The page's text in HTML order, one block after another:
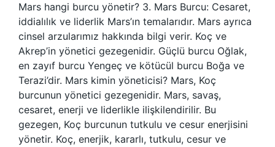
Mars hangi burcu yönetir? 3. Mars Burcu: Cesaret,
iddialılık ve liderlik Mars’ın temalarıdır. Mars ayrıca
cinsel arzularımız hakkında bilgi verir. Koç ve
Akrep’in yönetici gezegenidir. Güçlü burcu Oğlak,
en zayıf burcu Yengeç ve kötücül burcu Boğa ve
Terazi’dir. Mars kimin yöneticisi? Mars, Koç
burcunun yönetici gezegenidir. Mars, savaş,
cesaret, enerji ve liderlikle ilişkilendirilir. Bu
gezegen, Koç burcunun tutkulu ve cesur enerjisini
yönetir. Koç, enerjik, kararlı, tutkulu, cesur ve